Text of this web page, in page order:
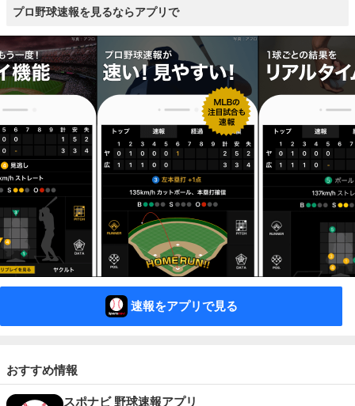
プロ野球速報を見るならアプリで
速報をアプリで見る
おすすめ情報
スポナビ 野球速報アプリ